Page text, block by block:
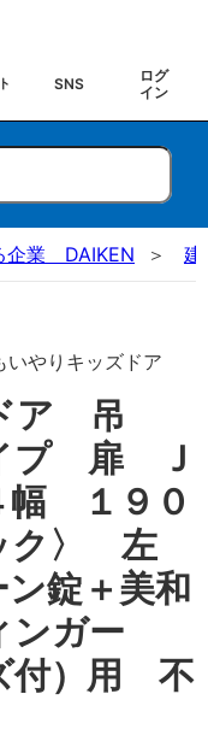
SNS
ログ
イン
企業 DAIKEN 建
やりキッズドア
ア 吊
プ 扉 Ｊ
幅 １９０
ク〉 左
錠＋美和
ガー
付）用 不